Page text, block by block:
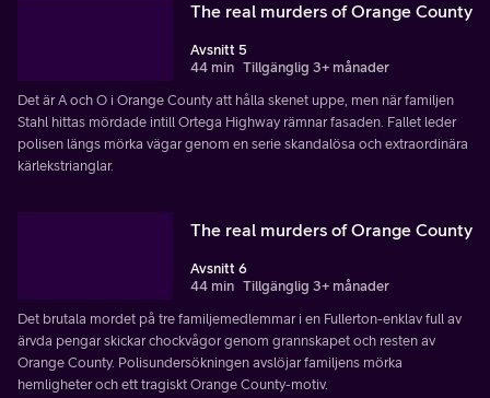
The real murders of Orange County
Avsnitt 5
44 min Tillgänglig 3+ månader
Det är A och O i Orange County att hålla skenet uppe, men när familjen
Stahl hittas mördade intill Ortega Highway rämnar fasaden. Fallet leder
polisen längs mörka vägar genom en serie skandalösa och extraordinära
kärlekstrianglar.
The real murders of Orange County
Avsnitt 6
44 min Tillgänglig 3+ månader
Det brutala mordet på tre familjemedlemmar i en Fullerton-enklav full av
ärvda pengar skickar chockvågor genom grannskapet och resten av
Orange County. Polisundersökningen avslöjar familjens mörka
hemligheter och ett tragiskt Orange County-motiv.